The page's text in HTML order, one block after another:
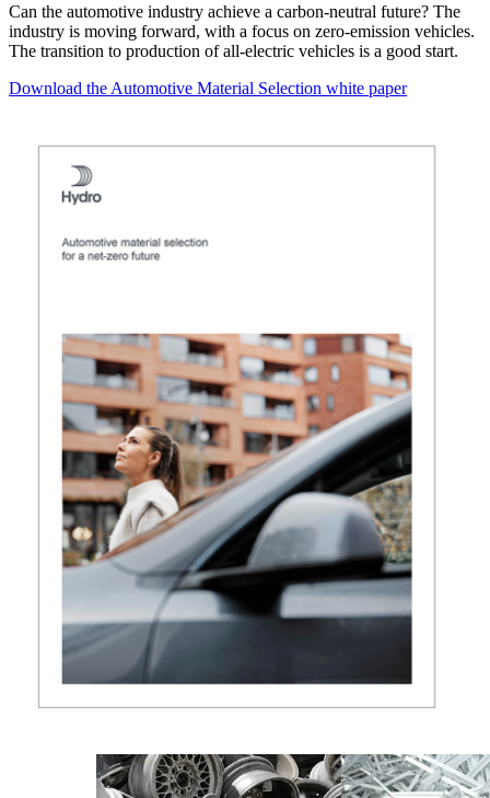
Can the automotive industry achieve a carbon-neutral future? The
industry is moving forward, with a focus on zero-emission vehicles.
The transition to production of all-electric vehicles is a good start.
Download the Automotive Material Selection white paper